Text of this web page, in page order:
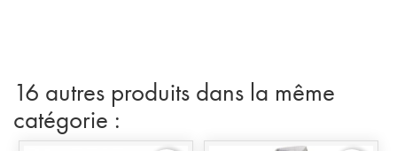
16 autres produits dans la même
catégorie :